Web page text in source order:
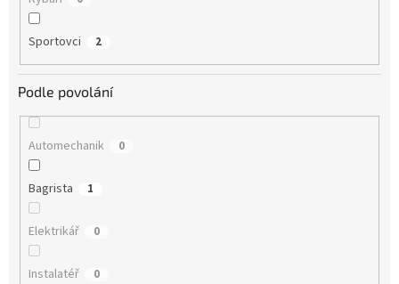
Sportovci 2
Podle povolání
Automechanik 0
Bagrista 1
Elektrikář 0
Instalatéř 0